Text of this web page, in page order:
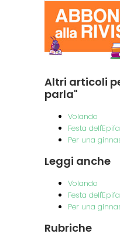
Altri articoli
parla"
Volando
Festa
Per una
Leggi anche
Volando
Festa
Per una
Rubriche